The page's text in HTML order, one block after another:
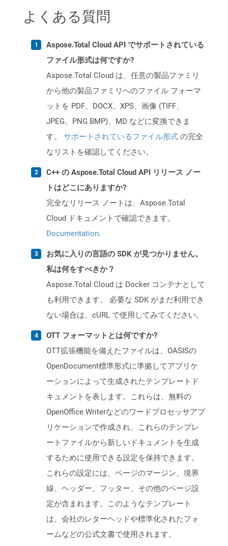
よくある質問
Aspose.Total Cloud API でサポートされている
ファイル形式は何ですか?
Aspose.Total Cloud は、任意の製品ファミリ
から他の製品ファミリへのファイル フォーマ
ットを PDF、DOCX、XPS、画像 (TIFF、
JPEG、PNG BMP)、MD などに変換できま
す。 サポートされているファイル形式 の完全
なリストを確認してください。
C++ の Aspose.Total Cloud API リリース ノー
トはどこにありますか?
完全なリリース ノートは、Aspose.Total
Cloud ドキュメントで確認できます。
Documentation.
お気に入りの言語の SDK が見つかりません。
私は何をすべきか？
Aspose.Total Cloud は Docker コンテナとして
も利用できます。 必要な SDK がまだ利用でき
ない場合は、cURL で使用してみてください。
OTT フォーマットとは何ですか?
OTT拡張機能を備えたファイルは、OASISの
OpenDocument標準形式に準拠してアプリケ
ーションによって生成されたテンプレートド
キュメントを表します。これらは、無料の
OpenOffice Writerなどのワードプロセッサアプ
リケーションで作成され、これらのテンプレ
ートファイルから新しいドキュメントを生成
するために使用できる設定を保持できます。
これらの設定には、ページのマージン、境界
線、ヘッダー、フッター、その他のページ設
定が含まれます。このようなテンプレート
は、会社のレターヘッドや標準化されたフォ
ームなどの公式文書で使用されます。